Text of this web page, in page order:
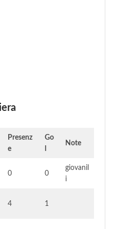
Presenz
e
Go
Note
0 0
giovanil
i
4 1